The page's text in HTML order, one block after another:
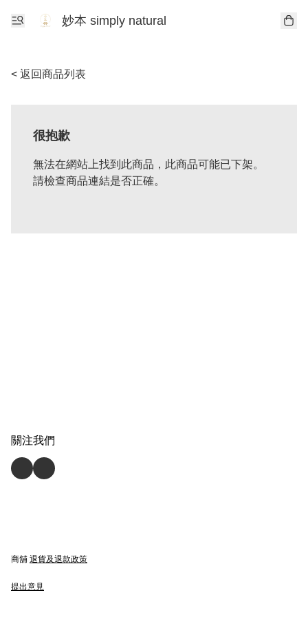
妙本 simply natural
< 返回商品列表
很抱歉
無法在網站上找到此商品，此商品可能已下架。
請檢查商品連結是否正確。
關注我們
商舖 退貨及退款政策
提出意見